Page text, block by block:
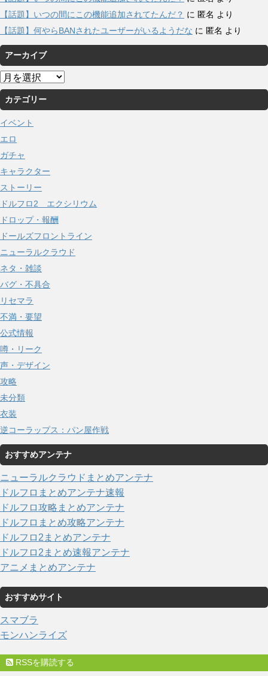
【話題】いつの間にこの機能追加されてたんだ？ に 匿名 より
【話題】何やらBANされたユーザーがいるようだな に 匿名 より
アーカイブ
ア
ー
カ
ブ
カテゴリー
イベント
エロ
ガチャ
キャラクター
ストーリー
ドルフロ2 エクシリウム
ドロップ・報酬
ドールズフロントライン
ニューラルクラウド
ネタ・雑談
バグ・不具合
リセマラ
不満・要望
公式情報
噂・リーク
声・デザイン
攻略
未分類
衣装
逆コーラップス：パン屋作戦
おすすめアンテナ
ニューラルクラウドまとめアンテナ
ドルフロまとめアンテナ速報
ドルフロ攻略まとめアンテナ
ドルフロまとめ攻略アンテナ
ドルフロ2まとめアンテナ
ドルフロ2まとめ速報アンテナ
アニメまとめアンテナ
おすすめサイト
スマブラ
モンハンライズ
RSSを購読する